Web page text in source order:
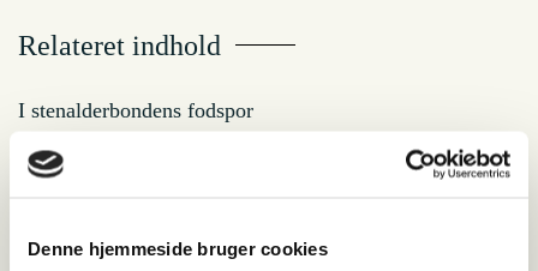
Denne hjemmeside bruger cookies
Relateret indhold
I stenalderbondens fodspor
Arkæologerne har gået i stenalderbondens fodspor, og fundet spor efter